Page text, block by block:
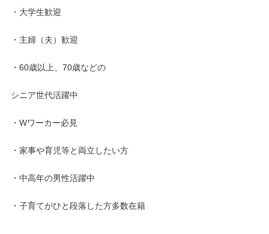
年齢を問わず活躍できるお仕事で、
50代・60代のスタッフも多数在籍中！
・大学生歓迎
・主婦（夫）歓迎
・60歳以上、70歳などの
シニア世代活躍中
・Wワーカー必見
・家事や育児等と両立したい方
・中高年の男性活躍中
・子育てがひと段落した方多数在籍